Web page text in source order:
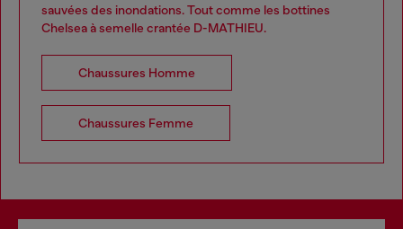
sauvées des inondations. Tout comme les bottines
Chelsea à semelle crantée D-MATHIEU.
Chaussures Homme
Chaussures Femme